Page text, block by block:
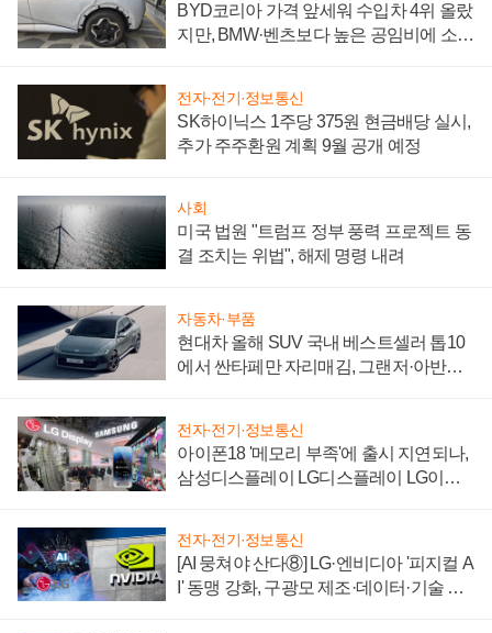
BYD코리아 가격 앞세워 수입차 4위 올랐
지만, BMW·벤츠보다 높은 공임비에 소비
전자·전기·정보통신
SK하이닉스 1주당 375원 현금배당 실시,
추가 주주환원 계획 9월 공개 예정
사회
미국 법원 "트럼프 정부 풍력 프로젝트 동
결 조치는 위법", 해제 명령 내려
자동차·부품
현대차 올해 SUV 국내 베스트셀러 톱10
에서 싼타페만 자리매김, 그랜저·아반떼
전자·전기·정보통신
아이폰18 '메모리 부족'에 출시 지연되나,
삼성디스플레이 LG디스플레이 LG이노
전자·전기·정보통신
[AI 뭉쳐야 산다⑧] LG·엔비디아 '피지컬 A
I' 동맹 강화, 구광모 제조·데이터·기술 결